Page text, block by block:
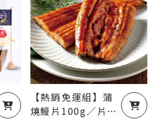
【熱銷免運組】蒲
燒鰻片100g／片／